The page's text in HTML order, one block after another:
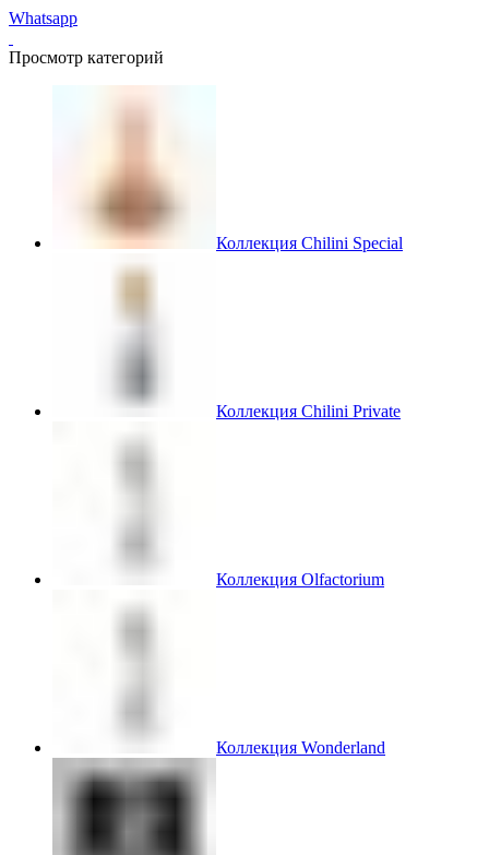
Whatsapp
Просмотр категорий
Коллекция Chilini Special
Коллекция Chilini Private
Коллекция Olfactorium
Коллекция Wonderland